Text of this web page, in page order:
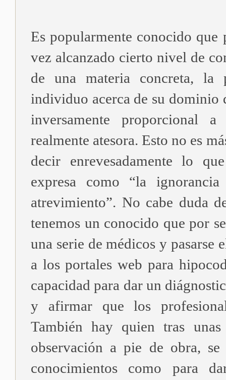
Es popularmente conocido que
vez alcanzado cierto nivel de
de una materia concreta, la
individuo acerca de su dominio
inversamente proporcional
realmente atesora. Esto no es
decir enrevesadamente lo
expresa como “la
atrevimiento”. No cabe duda
tenemos un conocido que por
una serie de médicos y pasarse
a los portales web para
capacidad para dar un
y afirmar que los
También hay quien tras
observación a pie de obra, se
conocimientos como para